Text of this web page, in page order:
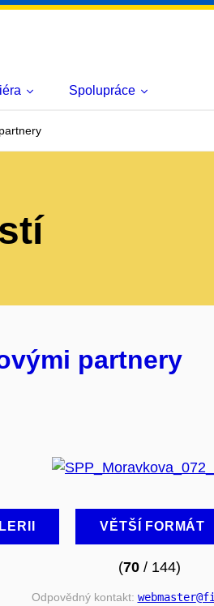
Spolupráce
partnery
VĚTŠÍ FORMÁT
(70/ 144)
Odpovědný kontakt: webmaster@fi